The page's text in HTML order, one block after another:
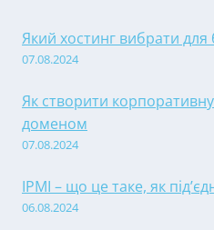
Який хостинг вибрати
07.08.2024
Як створити
доменом
07.08.2024
IPMI – що це таке, як
06.08.2024